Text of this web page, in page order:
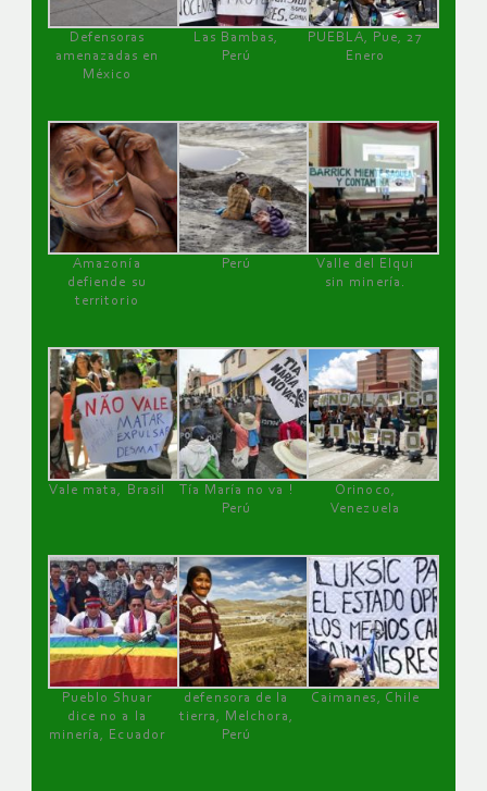
Defensoras
amenazadas en
México
Las Bambas,
Perú
PUEBLA, Pue, 27
Enero
Amazonía
defiende su
territorio
Perú
Valle del Elqui
sin minería.
Vale mata, Brasil
Tía María no va !
Perú
Orinoco,
Venezuela
Pueblo Shuar
dice no a la
minería, Ecuador
defensora de la
tierra, Melchora,
Perú
Caimanes, Chile